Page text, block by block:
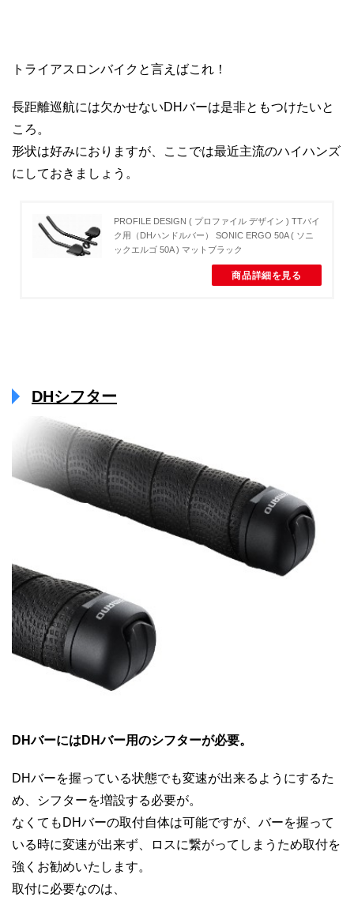
トライアスロンバイクと言えばこれ！
長距離巡航には欠かせないDHバーは是非ともつけたいと
ころ。
形状は好みにおりますが、ここでは最近主流のハイハンズ
にしておきましょう。
PROFILE DESIGN ( プロファイル デザイン ) TTバイ
ク用（DHハンドルバー） SONIC ERGO 50A ( ソニ
ックエルゴ 50A ) マットブラック
商品詳細を見る
DHシフター
DHバーにはDHバー用のシフターが必要。
DHバーを握っている状態でも変速が出来るようにするた
め、シフターを増設する必要が。
なくてもDHバーの取付自体は可能ですが、バーを握って
いる時に変速が出来ず、ロスに繋がってしまうため取付を
強くお勧めいたします。
取付に必要なのは、